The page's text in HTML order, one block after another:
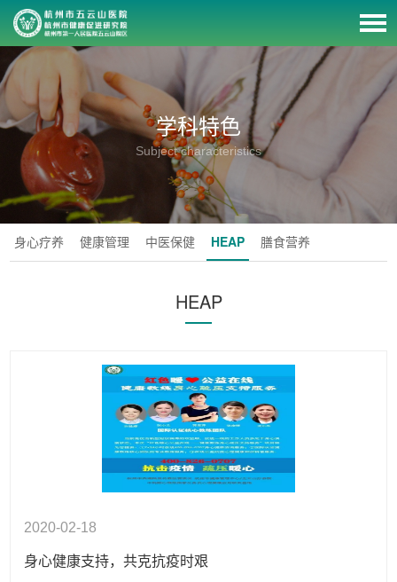
学科特色
Subject characteristics
身心疗养 健康管理 中医保健 HEAP 膳食营养
HEAP
2020-02-18
身心健康支持，共克抗疫时艰